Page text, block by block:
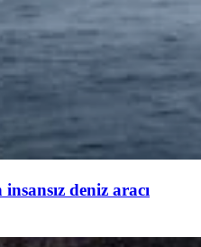
deniz aracı